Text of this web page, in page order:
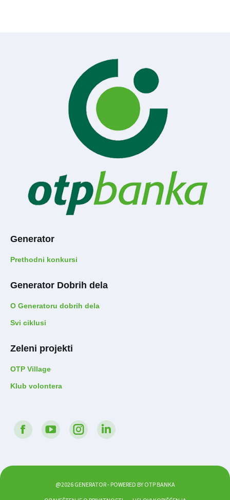
Generator
Prethodni konkursi
Generator Dobrih dela
O Generatoru dobrih dela
Svi ciklusi
Zeleni projekti
OTP Village
Klub volontera
Find us on:
FacebookYoutube InstagramLinkedIn
@2026 GENERATOR - POWERED BY OTP BANKA